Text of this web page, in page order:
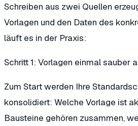
Schreiben aus zwei Quellen
Vorlagen und den Daten des
läuft es in der Praxis:
Schritt 1: Vorlagen einmal sauber
Zum Start werden Ihre
konsolidiert: Welche Vorlage ist
Bausteine gehören zusammen,